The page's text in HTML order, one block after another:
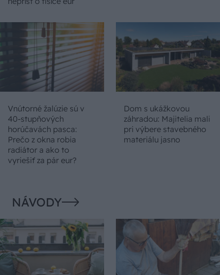
Vnútorné žalúzie sú v
40-stupňových
horúčavách pasca:
Prečo z okna robia
radiátor a ako to
vyriešiť za pár eur?
Dom s ukážkovou
záhradou: Majitelia mali
pri výbere stavebného
materiálu jasno
NÁVODY